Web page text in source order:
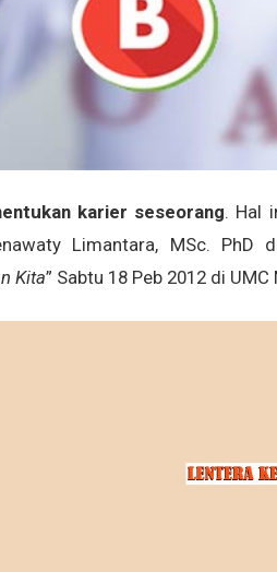
karier seseorang. Hal
Limantara, MSc. PhD
Kita” Sabtu 18 Peb 2012 di UMC